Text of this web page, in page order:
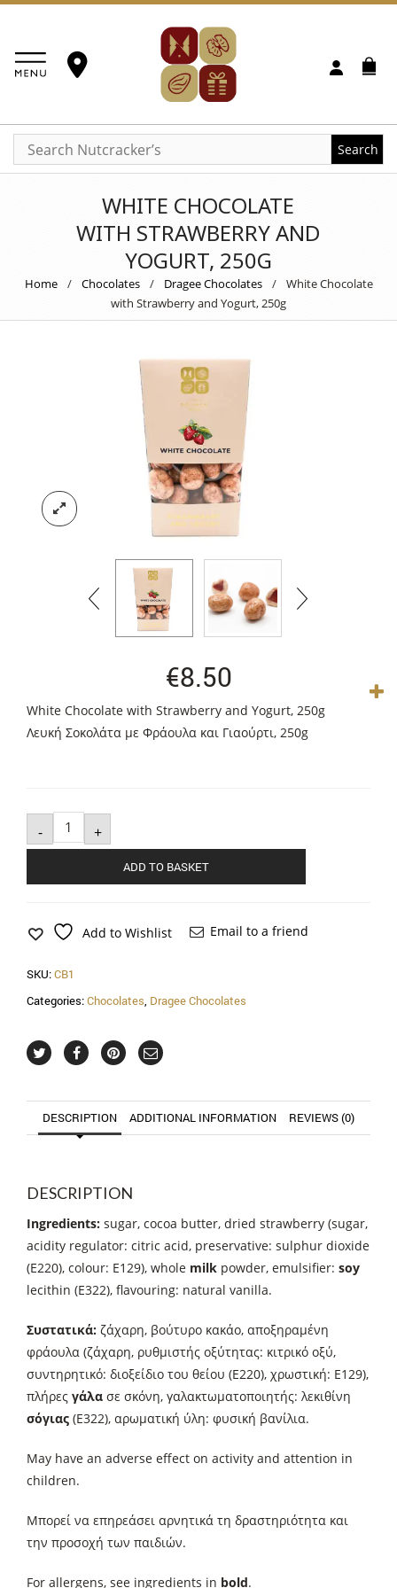
Search
WHITE CHOCOLATE
WITH STRAWBERRY AND
YOGURT, 250G
Home / Chocolates / Dragee Chocolates /
White Chocolate
with Strawberry and Yogurt, 250g
€8.50
White Chocolate with Strawberry and Yogurt, 250g
Λευκή Σοκολάτα με Φράουλα και Γιαούρτι, 250g
-
White
Chocolate
with
Strawberry
+
ADD TO BASKET
Add to Wishlist Email to a friend
SKU:CB1
Categories:Chocolates Dragee Chocolates
DESCRIPTION ADDITIONAL INFORMATION REVIEWS (0)
DESCRIPTION
Ingredients: sugar, cocoa butter, dried strawberry (sugar,
acidity regulator: citric acid, preservative: sulphur dioxide
(E220), colour: E129), whole milk powder, emulsifier: soy
lecithin (E322), flavouring: natural vanilla.
Συστατικά: ζάχαρη, βούτυρο κακάο, αποξηραμένη
φράουλα (ζάχαρη, ρυθμιστής οξύτητας: κιτρικό οξύ,
συντηρητικό: διοξείδιο του θείου (E220), χρωστική: E129),
πλήρες γάλα σε σκόνη, γαλακτωματοποιητής: λεκιθίνη
σόγιας (E322), αρωματική ύλη: φυσική βανίλια.
May have an adverse effect on activity and attention in
children.
Μπορεί να επηρεάσει αρνητικά τη δραστηριότητα και
την προσοχή των παιδιών.
For allergens, see ingredients in bold.